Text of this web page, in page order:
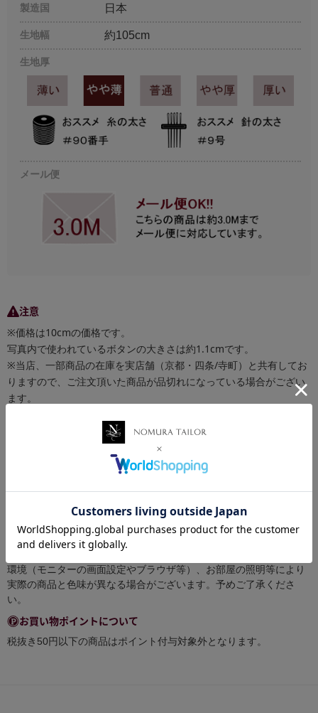
製造国 日本
生地幅 約105cm
生地厚
メール便
注意
※価格は10cmの価格です。
写真内で使われているボタンの大きさは約1.1cmです。
※当店、一部商品の在庫を実店舗（京都・四条/寺町）と共有してお
りますので、ご注文頂いた商品が品切れになっている場合がござい
ます。
ます。これらは生産の都合上避けられない事象でございます。
前回ご注文と同じ商品でも色味や厚みに差が生じる可能性がありま
すことを予めご理解をいただいた上でご購入を検討いただけますよ
（ロットとは、同じ条件のもとに製造する製品の、生産・出荷の単
位のことです。）
商品画像について
できる限り実物の色に近づけるよう徹底しておりますが、 お使いの
環境（モニターの画面設定やブラウザ等）、お部屋の照明等により
実際の商品と色味が異なる場合がございます。予めご了承くださ
い。
お買い物ポイントについて
税抜き50円以下の商品はポイント付与対象外となります。